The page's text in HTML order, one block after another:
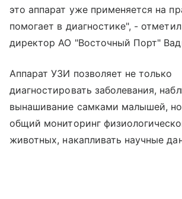
это аппарат уже применяется на
помогает в диагностике", -
директор АО "Восточный Порт"
Аппарат УЗИ позволяет не только
диагностировать заболевания,
вынашивание самками малышей,
общий мониторинг
животных, накапливать научные